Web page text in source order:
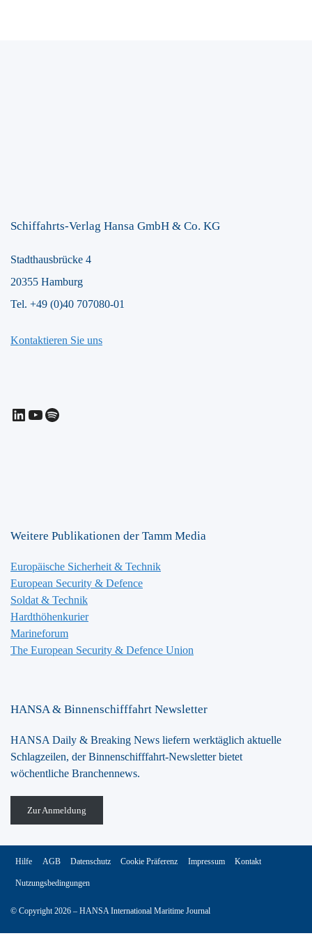
Schiffahrts-Verlag Hansa GmbH & Co. KG
Stadthausbrücke 4
20355 Hamburg
Tel. +49 (0)40 707080-01
Kontaktieren Sie uns
LinkedIn
YouTube
Spotify
Weitere Publikationen der Tamm Media
Europäische Sicherheit & Technik
European Security & Defence
Soldat & Technik
Hardthöhenkurier
Marineforum
The European Security & Defence Union
HANSA & Binnenschifffahrt Newsletter
HANSA Daily & Breaking News liefern werktäglich aktuelle
Schlagzeilen, der Binnenschifffahrt-Newsletter bietet
wöchentliche Branchennews.
Zur Anmeldung
© Copyright 2026 – HANSA International Maritime Journal
Hilfe AGB Datenschutz Cookie Präferenz Impressum Kontakt
Nutzungsbedingungen